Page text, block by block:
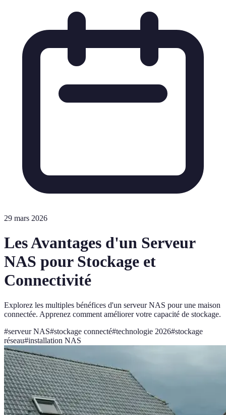
29 mars 2026
Les Avantages d'un Serveur
NAS pour Stockage et
Connectivité
Explorez les multiples bénéfices d'un serveur NAS pour une maison
connectée. Apprenez comment améliorer votre capacité de stockage.
#serveur NAS#stockage connecté#technologie 2026#stockage
réseau#installation NAS